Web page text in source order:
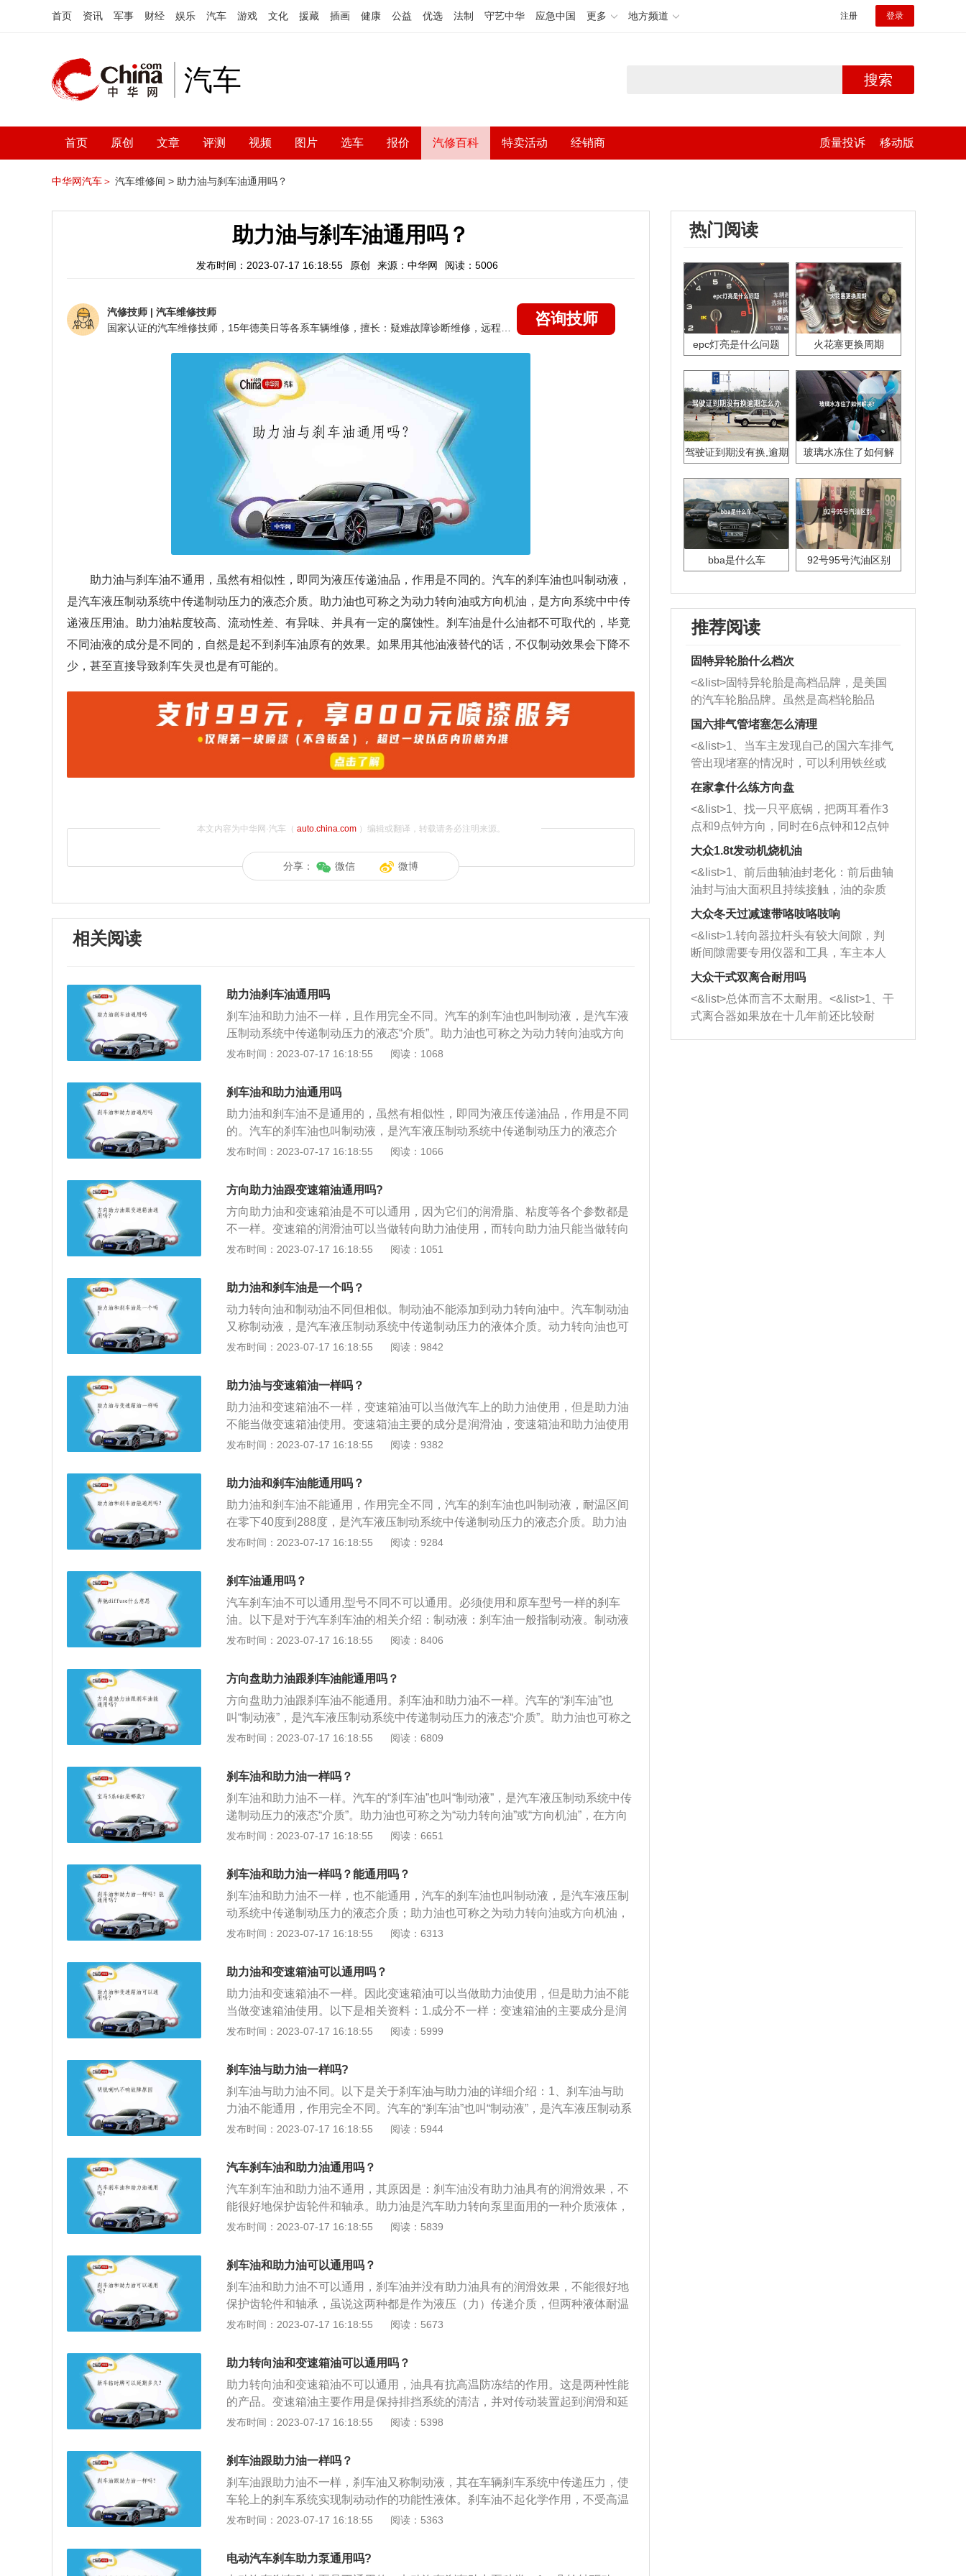
首页 资讯 军事 财经 娱乐 汽车 游戏 文化 援藏 插画 健康 公益 优选 法制 守艺中华 应急中国 更多 地方频道 注册 登录
汽车 搜索
首页 原创 文章 评测 视频 图片 选车 报价 汽修百科 特卖活动 经销商 质量投诉 移动版
中华网汽车＞ 汽车维修间 > 助力油与刹车油通用吗？
助力油与刹车油通用吗？
发布时间：2023-07-17 16:18:55 原创 来源：中华网 阅读：5006
汽修技师 | 汽车维修技师
咨询技师
助力油与刹车油不通用，虽然有相似性，即同为液压传递油品，作用是不同的。汽车的刹车油也叫制动液，
是汽车液压制动系统中传递制动压力的液态介质。助力油也可称之为动力转向油或方向机油，是方向系统中中传
递液压用油。助力油粘度较高、流动性差、有异味、并具有一定的腐蚀性。刹车油是什么油都不可取代的，毕竟
不同油液的成分是不同的，自然是起不到刹车油原有的效果。如果用其他油液替代的话，不仅制动效果会下降不
少，甚至直接导致刹车失灵也是有可能的。
本文内容为中华网·汽车（ auto.china.com）编辑或翻译，转载请务必注明来源。
分享： 微信 微博
相关阅读
助力油刹车油通用吗
刹车油和助力油不一样，且作用完全不同。汽车的刹车油也叫制动液，是汽车液
压制动系统中传递制动压力的液态“介质”。助力油也可称之为动力转向油或方向
机油，是方向系统中的传递液压用油。助力油粘度较高、流动性差、有异味、并
（2）高温、低温状态工作时对“稳定性”要求严格。如不能有气阻、能在恶劣环境
下工作稳定等要求。（3）对金属与橡胶有极小（或延缓）腐蚀性能。2、区别：
（1）润滑：刹车油不具备润滑功能，方向助力油除传递液压（力）外，还对齿
轮件、轴承等具有润滑功能。（2）耐温：刹车油区间：零下四十度到二百八十
八度之间。转向助力油：零下四十度到一百七十度之间。
发布时间：2023-07-17 16:18:55 阅读：1068
刹车油和助力油通用吗
助力油和刹车油不是通用的，虽然有相似性，即同为液压传递油品，作用是不同
的。汽车的刹车油也叫制动液，是汽车液压制动系统中传递制动压力的液态介
质。助力油也可称之为动力转向油或方向机油，是方向系统中中传递液压用油。
滚动轴承。次之，虽然这两种全是做为液压机（力）传送介质，但两者的耐热性
上下，要了解汽车在急刹的情况下，温度可做到200多的，因此助力油和刹车油
全是互相不能替代的液压油。助力油实际上便是汽车助推转向泵里边用的一种介
质液态，根据液压机功效，能够在司机开展转向的情况下使汽车方向盘显得更为
时更換的。为了更好地避免助力油发生霉变的状况，一般2年或是每行车30000千
米就得拆换一次了。
发布时间：2023-07-17 16:18:55 阅读：1066
方向助力油跟变速箱油通用吗?
方向助力油和变速箱油是不可以通用，因为它们的润滑脂、粘度等各个参数都是
不一样。变速箱的润滑油可以当做转向助力油使用，而转向助力油只能当做转向
助力油使用，不能够代替变速箱润滑油在变速箱内部使用，两款润滑油的性质是
特殊液体，通过液压作用，起到让方向盘变轻的作用；2、自动变速器油的简称
是ATF，是专门用于自动变速器的油液，早期没有专用油液，而是用发动机油代
替；3、由于工作状况和技术要求差异很大，现在使用的专用油液，既是液力变
矩器的传动油，又是行星齿轮结构的润滑油，和换挡装置的液压油。
发布时间：2023-07-17 16:18:55 阅读：1051
助力油和刹车油是一个吗？
动力转向油和制动油不同但相似。制动油不能添加到动力转向油中。汽车制动油
又称制动液，是汽车液压制动系统中传递制动压力的液体介质。动力转向油也可
以称为动力转向油或转向油。它是在转向系统中传输的液压油。增压油粘度高，
成制动油混合到制动系统中，由于机油之间的不相容性，制动效果也会降低。如
油容易变质，应及时更换。装有制动油位报警装置的车辆应经常观察报警指示灯
是否闪烁，报警传感器的性能是否良好。当制动油不足时，应及时补充，储存的
制动油应保持在标定的最小容量刻度和最大容量刻度之间。
发布时间：2023-07-17 16:18:55 阅读：9842
助力油与变速箱油一样吗？
助力油和变速箱油不一样，变速箱油可以当做汽车上的助力油使用，但是助力油
不能当做变速箱油使用。变速箱油主要的成分是润滑油，变速箱油和助力油使用
的添加剂是不一样的。变速箱油和助力油是绝对不能通用的，变速箱油主要作用
力主要是为了增加行车的舒适性，驾驶员在驾驶汽车的时候，自动提供转向力，
从而使驾驶员在驾驶汽车的过程中更加轻松，同时还可以减轻驾驶员的转向疲
劳。
发布时间：2023-07-17 16:18:55 阅读：9382
助力油和刹车油能通用吗？
助力油和刹车油不能通用，作用完全不同，汽车的刹车油也叫制动液，耐温区间
在零下40度到288度，是汽车液压制动系统中传递制动压力的液态介质。助力油
也可称之为动力转向油或方向机油，耐温区间在零下40度到170度，是方向系统
胶有延缓腐蚀性能。助力油和刹车油区别是：润滑不同、耐温不同。制动液使用
在采用液压制动系统的车辆中，制动液又称刹车油或迫力油，是制动系统制动不
可缺少的部分。
发布时间：2023-07-17 16:18:55 阅读：9284
刹车油通用吗？
汽车刹车油不可以通用,型号不同不可以通用。必须使用和原车型号一样的刹车
油。以下是对于汽车刹车油的相关介绍：制动液：刹车油一般指制动液。制动液
是液压制动系统中传递制动压力的液态介质，使用在采用液压制动系统的车辆
别：一般来说制动液按其原料、工艺和使用要求的不同，可分为醇型制动液、矿
油型制动液和合成制动液，其中合成制动液具有凝点低、沸点高、不易产生气
阻、抗腐蚀等优点，被广泛应用于高速、大负荷的汽车上。
发布时间：2023-07-17 16:18:55 阅读：8406
方向盘助力油跟刹车油能通用吗？
方向盘助力油跟刹车油不能通用。刹车油和助力油不一样。汽车的“刹车油”也
叫“制动液”，是汽车液压制动系统中传递制动压力的液态“介质”。助力油也可称之
为“动力转向油”或“方向机油”，在方向系统中传递液压用油。助力油粘度较高、流
车油不具备润滑功能，方向助力油除传递液压（力）外，还具有对齿轮件、轴承
等具有润滑功能。2、耐温：刹车油区间在：-40℃－288℃之间。转向助力油
在：-40-170℃之间。从上看出刹车油较方向助力油区间略大。3、用途：制动
液：除制动系统外，可以在一定条件下代替离合器油品；方向助力油：除动力转
向系统用油外，一定条件下可代替自动变速器ATF用油。但并非绝对，根据变速
助力器油同条件下挥发性较弱。同理，在运输的过程当中，前者在运输中的“安全
性”方面更值得注意。
发布时间：2023-07-17 16:18:55 阅读：6809
刹车油和助力油一样吗？
刹车油和助力油不一样。汽车的“刹车油”也叫“制动液”，是汽车液压制动系统中传
递制动压力的液态“介质”。助力油也可称之为“动力转向油”或“方向机油”，在方向
系统中传递液压用油。助力油粘度较高、流动性差、有异味、并具有一定的腐蚀
传递液压（力）外，还具有对齿轮件、轴承等具有润滑功能。2、耐温：刹车油
区间在：-40℃－288℃之间。转向助力油在：-40-170℃之间。从上看出刹车油较
方向助力油区间略大。3、用途：制动液：除制动系统外，可以在一定条件下代
替离合器油品；方向助力油：除动力转向系统用油外，一定条件下可代替自动变
速器ATF用油。但并非绝对，根据变速器特性来决定。4、挥发性：制动液有一定
输的过程当中，前者在运输中的“安全性”方面更值得注意。
发布时间：2023-07-17 16:18:55 阅读：6651
刹车油和助力油一样吗？能通用吗？
刹车油和助力油不一样，也不能通用，汽车的刹车油也叫制动液，是汽车液压制
动系统中传递制动压力的液态介质；助力油也可称之为动力转向油或方向机油，
是方向系统中中传递液压用油。刹车油具有粘温性好、容水性小、低温流动性
在车辆的使用过程中品质变化较小，并且不会引起金属件和橡胶件的腐蚀；助力
发布时间：2023-07-17 16:18:55 阅读：6313
助力油和变速箱油可以通用吗？
助力油和变速箱油不一样。因此变速箱油可以当做助力油使用，但是助力油不能
当做变速箱油使用。以下是相关资料：1.成分不一样：变速箱油的主要成分是润
滑油，变速箱油和助力油使用的添加剂不相同。2.助力油的作用：助力油主要是
在行驶的过程中更加轻松，同时还可以减轻驾驶员的转向疲劳。3.变速箱油的作
用：变速箱油的主要作用是保持排挡系统的清洁，对汽车的传动装置起到润滑和
延长使用周期的作用。
发布时间：2023-07-17 16:18:55 阅读：5999
刹车油与助力油一样吗?
刹车油与助力油不同。以下是关于刹车油与助力油的详细介绍：1、刹车油与助
力油不能通用，作用完全不同。汽车的“刹车油”也叫“制动液”，是汽车液压制动系
统中传递制动压力的液态“介质”。2、助力油也可称之为“动力转向油”或“方向机
具有一定的腐蚀性。3、刹车油区间在：-40℃－288℃之间。转向助力油温度
在：-40-170℃之间。刹车油较方向助力油区间略大。
发布时间：2023-07-17 16:18:55 阅读：5944
汽车刹车油和助力油通用吗？
汽车刹车油和助力油不通用，其原因是：刹车油没有助力油具有的润滑效果，不
能很好地保护齿轮件和轴承。助力油是汽车助力转向泵里面用的一种介质液体，
通过液压作用，可以在驾驶员进行转向的时候使方向盘变得更加轻巧，从而减轻
用在采用液压制动系统的车辆中，其特性是：1、凝固点较低：在低温状态下具
有良好的流动性；2、沸点极高：在高温的状态下不会产生气阻；3、品质变化较
小：不会腐蚀、软化金属和橡胶。
发布时间：2023-07-17 16:18:55 阅读：5839
刹车油和助力油可以通用吗？
刹车油和助力油不可以通用，刹车油并没有助力油具有的润滑效果，不能很好地
保护齿轮件和轴承，虽说这两种都是作为液压（力）传递介质，但两种液体耐温
性能是不一样的。刹车油也称刹车液或制动液，其是用精制柴油馏分加稠化剂和
型。助力油就是汽车助力转向泵里面用的一种介质液体，通过液压作用，可以在
驾驶员进行转向的时候使方向盘变得更加轻巧，从而减轻驾驶员的转向劳动强
度。
发布时间：2023-07-17 16:18:55 阅读：5673
助力转向油和变速箱油可以通用吗？
助力转向油和变速箱油不可以通用，油具有抗高温防冻结的作用。这是两种性能
的产品。变速箱油主要作用是保持排挡系统的清洁，并对传动装置起到润滑和延
长寿命。由于变速箱设计的不同分为手动变速箱和自动变速箱。每一款变速箱的
矩、重量、转速、结构等都会不同，因此原厂都有其自己指定的专用变速箱油。
助力转向是汽车上的一种增加舒适性的新技术，可以在驾驶员进行转向的时候自
动提供转向力，从而减轻驾驶员的转向劳动强度，助力转向油就是加注在助力转
向系统里面的一种介质油，起到传递转向力和缓冲的作用。
发布时间：2023-07-17 16:18:55 阅读：5398
刹车油跟助力油一样吗？
刹车油跟助力油不一样，刹车油又称制动液，其在车辆刹车系统中传递压力，使
车轮上的刹车系统实现制动动作的功能性液体。刹车油不起化学作用，不受高温
的影响，对金属和橡胶不会产生腐蚀、软化、膨胀的影响。刹车油长时间不换的
路，导致防抱死刹车液压总成的内部阀门损坏、刹车泵里的皮碗和活塞磨损，造
成刹车油混浊。
发布时间：2023-07-17 16:18:55 阅读：5363
电动汽车刹车助力泵通用吗?
热门阅读
epc灯亮是什么问题 火花塞更换周期
驾驶证到期没有换,逾期
玻璃水冻住了如何解
bba是什么车 92号95号汽油区别
推荐阅读
固特异轮胎什么档次
<&list>固特异轮胎是高档品牌，是美国
的汽车轮胎品牌。虽然是高档轮胎品
牌，但是中高低端的轮胎都有生产，这
也是为了更好的开拓市场。
国六排气管堵塞怎么清理
<&list>1、当车主发现自己的国六车排气
管出现堵塞的情况时，可以利用铁丝或
者是细棍，直接将杂物给取出来，如果
堵塞情况比较严重，也可以采取应急措
施。 <&list>2、直接利用木棍将所有的
杂物推到排气管里面的位置处，然后将
三元催化器拆解开，就可以将堵塞的东
西取出来。但如果是因为积碳过多引起
的堵塞，就需要将三元催化器泡在草酸
洗剂对堵塞的情况得到解决，将清洗剂
放在燃油箱中，与燃油混合后，车辆启
动时，就可以和汽油一起进入到燃烧
室，最后形成废气排出，就可以让三元
催化器得到清洗，排气管堵塞的情况就
能够得到解决。
在家拿什么练方向盘
<&list>1、找一只平底锅，把两耳看作3
点和9点钟方向，同时在6点钟和12点钟
方向做一个标记。 <&list>2、双手握住
一圈半的练习，往右同样也要打相同的
圈数。 <&list>3、最后强调要反复练
习，这样就可以形成肌肉记忆，在真实
驾驶车辆时，不需要记忆也能打好方
向。
大众1.8t发动机烧机油
<&list>1、前后曲轴油封老化：前后曲轴
油封与油大面积且持续接触，油的杂质
和发动机内持续温度变化使其密封效果
逐渐减弱，导致渗油或漏油。<&list>2、
活塞间隙过大：积碳会使活塞环与缸体
的间隙扩大，导致机油流入燃烧室中，
造成烧机油。<&list>3、机油粘度。使用
机油粘度过小的话，同样会有烧机油现
象，机油粘度过小具有很好的流动性，
大众冬天过减速带咯吱咯吱响
<&list>1.转向器拉杆头有较大间隙，判
断间隙需要专用仪器和工具，车主本人
无法制作，需要将车辆送到修理厂或4s
店；<&list>2.车辆半轴套管防尘罩破
裂，破裂后会出现漏油现象，使半轴磨
损严重，磨损的半轴容易损坏，产生异
响；<&list>3.稳定器的转向胶套和球头
大众干式双离合耐用吗
<&list>总体而言不太耐用。<&list>1、干
式离合器如果放在十几年前还比较耐